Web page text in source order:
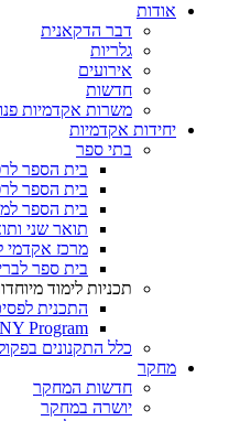
אודות
דבר הדקאנית
גלריות
אירועים
חדשות
משרות אקדמיות
יחידות אקדמיות
בתי ספר
בית הספר
בית הספר
בית הספר
תואר שני
מרכז אקדמי
בית ספר
תכניות לימוד
התכנית
Program
כלל התקנונים
מחקר
חדשות המחקר
יושרה במחקר